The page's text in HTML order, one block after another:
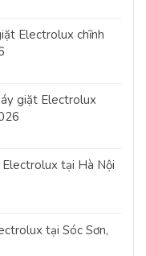
Electrolux chĩnh
giặt Electrolux
tại Hà Nội
tại Sóc Sơn,